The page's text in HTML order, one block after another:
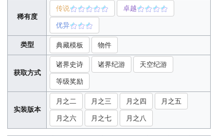
稀有度
传说 卓越
优异
类型 典藏模板 物件
获取方式
诸界史诗 诸界纪游 天空纪游
等级奖励
实装版本
月之二 月之三 月之四 月之五
月之六 月之七 月之八